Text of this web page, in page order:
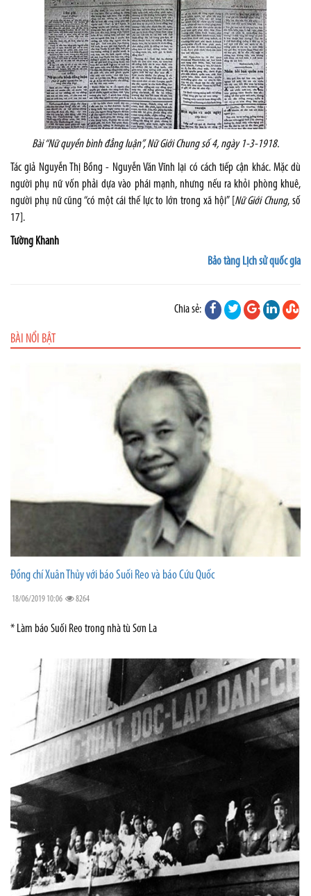
Bài “Nữ quyền bình đẳng luận”, Nữ Giới Chung số 4, ngày 1-3-1918.
Tác giả Nguyễn Thị Bồng - Nguyễn Văn Vĩnh lại có cách tiếp cận khác. Mặc dù
người phụ nữ vốn phải dựa vào phái mạnh, nhưng nếu ra khỏi phòng khuê,
người phụ nữ cũng “có một cái thế lực to lớn trong xã hội” [ Nữ Giới Chung, số
17].
Tường Khanh
Bảo tàng Lịch sử quốc gia
Chia sẻ:
BÀI NỔI BẬT
Đồng chí Xuân Thủy với báo Suối Reo và báo Cứu Quốc
18/06/2019 10:06 8264
* Làm báo Suối Reo trong nhà tù Sơn La